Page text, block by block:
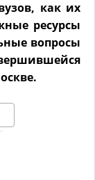
как их
ресурсы
вопросы